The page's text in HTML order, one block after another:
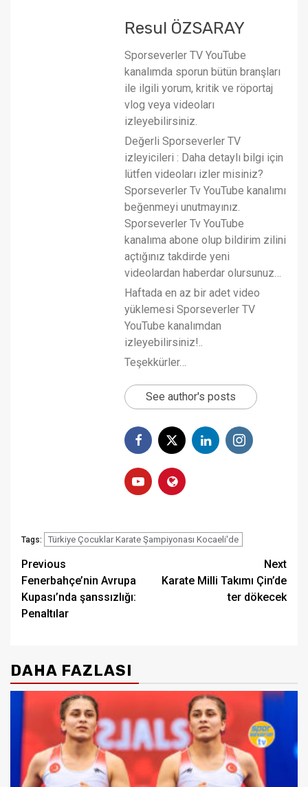
Resul ÖZSARAY
Sporseverler TV YouTube
kanalımda sporun bütün branşları
ile ilgili yorum, kritik ve röportaj
vlog veya videoları
izleyebilirsiniz.
Değerli Sporseverler TV
izleyicileri : Daha detaylı bilgi için
lütfen videoları izler misiniz?
Sporseverler Tv YouTube kanalımı
beğenmeyi unutmayınız.
Sporseverler Tv YouTube
kanalıma abone olup bildirim zilini
açtığınız takdirde yeni
videolardan haberdar olursunuz…
Haftada en az bir adet video
yüklemesi Sporseverler TV
YouTube kanalımdan
izleyebilirsiniz!..
Teşekkürler…
See author's posts
Tags: Türkiye Çocuklar Karate Şampiyonası Kocaeli'de
Post
navigation
Previous
Fenerbahçe’nin Avrupa
Kupası’nda şanssızlığı:
Penaltılar
Next
Karate Milli Takımı Çin’de
ter dökecek
DAHA FAZLASI